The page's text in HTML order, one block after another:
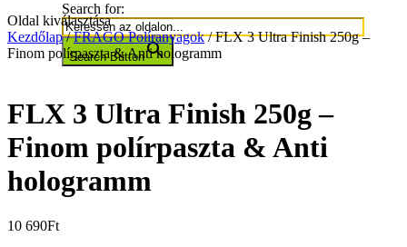
Search for:
Search Button
Oldal kiválasztása
Kezdőlap/FRAGO Políranyagok/ FLX 3 Ultra Finish 250g –
Finom polírpaszta & Anti hologramm
FLX 3 Ultra Finish 250g –
Finom polírpaszta & Anti
hologramm
10 690Ft